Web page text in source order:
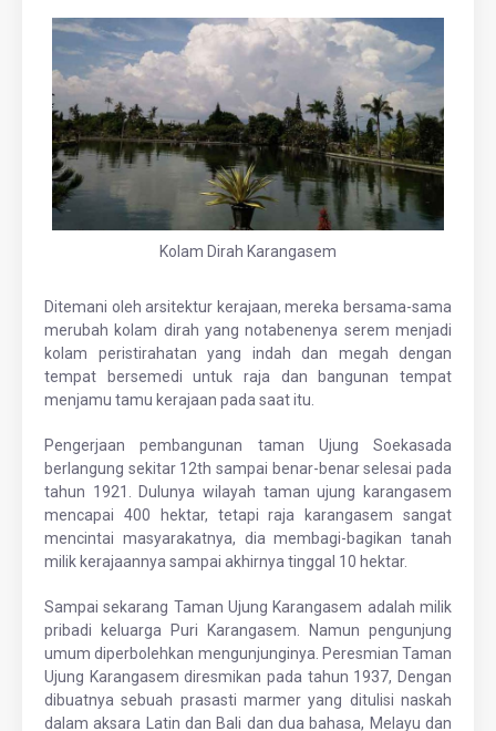
Kolam Dirah Karangasem
Ditemani oleh arsitektur kerajaan, mereka bersama-sama
merubah kolam dirah yang notabenenya serem menjadi
kolam peristirahatan yang indah dan megah dengan
tempat bersemedi untuk raja dan bangunan tempat
menjamu tamu kerajaan pada saat itu.
Pengerjaan pembangunan taman Ujung Soekasada
berlangung sekitar 12th sampai benar-benar selesai pada
tahun 1921. Dulunya wilayah taman ujung karangasem
mencapai 400 hektar, tetapi raja karangasem sangat
mencintai masyarakatnya, dia membagi-bagikan tanah
milik kerajaannya sampai akhirnya tinggal 10 hektar.
Sampai sekarang Taman Ujung Karangasem adalah milik
pribadi keluarga Puri Karangasem. Namun pengunjung
umum diperbolehkan mengunjunginya. Peresmian Taman
Ujung Karangasem diresmikan pada tahun 1937, Dengan
dibuatnya sebuah prasasti marmer yang ditulisi naskah
dalam aksara Latin dan Bali dan dua bahasa, Melayu dan